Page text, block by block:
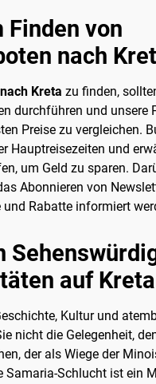
Finden von
nach
Kreta zu finden,
durchführen und unsere
Preise zu vergleichen.
Hauptreisezeiten und
um Geld zu sparen.
Abonnieren von
Rabatte informiert
auf Kreta
Kultur und
nicht die Gelegenheit,
der als Wiege der
Samaria-Schlucht ist ein